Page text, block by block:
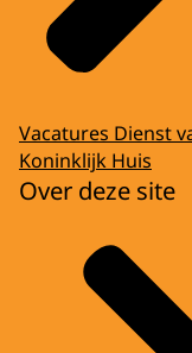
Vacatures Dienst
Koninklijk Huis
Over deze site